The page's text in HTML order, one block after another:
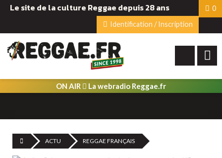
Le site de la culture Reggae depuis 28 ans
0
Identification / Inscription
ON AIR La webradio Reggae.fr
ACTU REGGAE FRANÇAIS